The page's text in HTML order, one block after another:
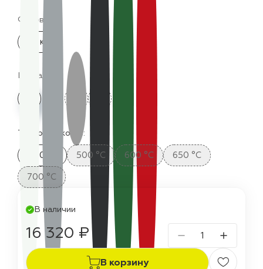
Фасовка:
25 кг
Цвета:
Термостойкость:
400 °C 500 °C 600 °C
650 °C
700 °C
В наличии
16 320 ₽
В корзину